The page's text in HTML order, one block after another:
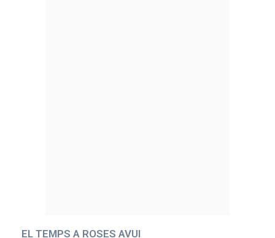
EL TEMPS A ROSES AVUI